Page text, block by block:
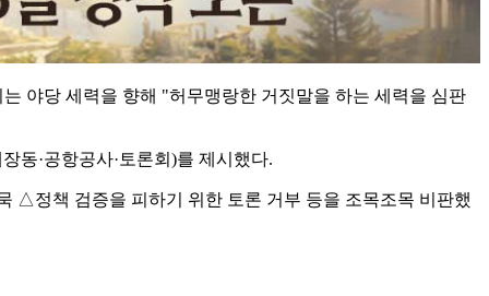
야당 세력을 향해 "허무맹랑한 거짓말을 하는 세력을 심판
동·공항공사·토론회)를 제시했다.
△정책 검증을 피하기 위한 토론 거부 등을 조목조목 비판했